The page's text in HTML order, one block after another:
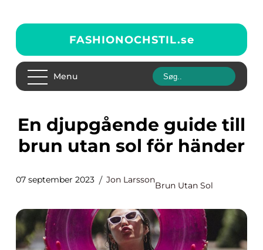
FASHIONOCHSTIL.se
Menu
En djupgående guide till
brun utan sol för händer
07 september 2023 Jon Larsson
Brun Utan Sol